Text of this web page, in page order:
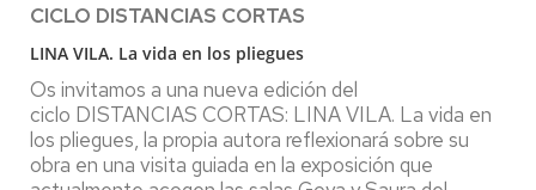
CICLO DISTANCIAS CORTAS
LINA VILA. La vida en los pliegues
Os invitamos a una nueva edición del
ciclo DISTANCIAS CORTAS: LINA VILA. La vida en
los pliegues, la propia autora reflexionará sobre su
obra en una visita guiada en la exposición que